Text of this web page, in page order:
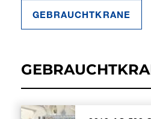
GEBRAUCHTKRANE